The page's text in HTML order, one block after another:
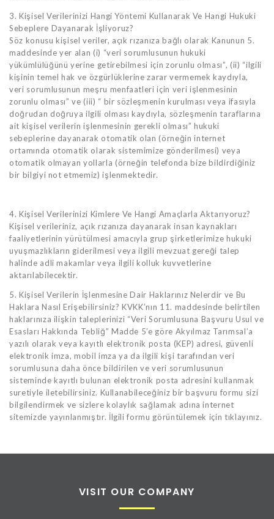
3. Kişisel Verilerinizi Hangi Yöntemi Kullanarak Ve Hangi Hukuki
Sebeplere Dayanarak İşliyoruz?
Söz konusu kişisel veriler, açık rızanıza bağlı olarak Kanunun 5.
maddesinde yer alan (i) “veri sorumlusunun hukuki
yükümlülüğünü yerine getirebilmesi için zorunlu olması”, (ii) “ilgili
kişinin temel hak ve özgürlüklerine zarar vermemek kaydıyla,
veri sorumlusunun meşru menfaatleri için veri işlenmesinin
zorunlu olması” ve (iii) “ bir sözleşmenin kurulması veya ifasıyla
doğrudan doğruya ilgili olması kaydıyla, sözleşmenin taraflarına
ait kişisel verilerin işlenmesinin gerekli olması” hukuki
sebeplerine dayanarak otomatik olan (örneğin internet
ortamında otomatik olarak sistemimize gönderilmesi) veya
otomatik olmayan yollarla (örneğin telefonda bize bildirdiğiniz
bir bilgiyi not etmemiz) işlenmektedir.
4. Kişisel Verilerinizi Kimlere Ve Hangi Amaçlarla Aktarıyoruz?
Kişisel verileriniz, açık rızanıza dayanarak insan kaynakları
faaliyetlerinin yürütülmesi amacıyla grup şirketlerimize hukuki
uyuşmazlıkların giderilmesi veya ilgili mevzuat gereği talep
halinde adli makamlar veya ilgili kolluk kuvvetlerine
aktarılabilecektir.
5. Kişisel Verilerin İşlenmesine Dair Haklarınız Nelerdir ve Bu
Haklara Nasıl Erişebilirsiniz? KVKK’nın 11. maddesinde belirtilen
haklarınıza ilişkin taleplerinizi “Veri Sorumlusuna Başvuru Usul ve
Esasları Hakkında Tebliğ” Madde 5’e göre Akyılmaz Tarımsal’a
yazılı olarak veya kayıtlı elektronik posta (KEP) adresi, güvenli
elektronik imza, mobil imza ya da ilgili kişi tarafından veri
sorumlusuna daha önce bildirilen ve veri sorumlusunun
sisteminde kayıtlı bulunan elektronik posta adresini kullanmak
suretiyle iletebilirsiniz. Kullanabileceğiniz bir başvuru formu sizi
bilgilendirmek ve sizlere kolaylık sağlamak adına internet
sitemizde yayınlanmıştır. İlgili formu görüntülemek için tıklayınız.
VISIT OUR COMPANY